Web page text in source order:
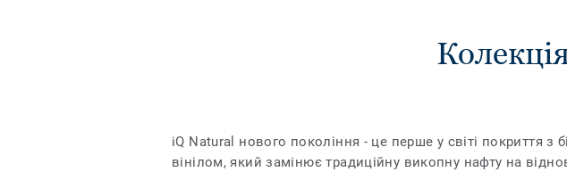
iQ Natural нового покоління - це перше у світі покриття з
вінілом, який замінює традиційну викопну нафту на